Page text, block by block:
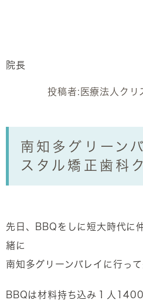
院長
投稿者: 医療法人クリ
南知多グリーン
スタル矯正歯科
先日、BBQをしに短大時代に
緒に
南知多グリーンバレイに行っ
BBQは材料持ち込み１人1400